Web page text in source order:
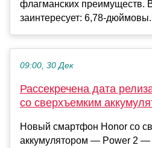
флагманских преимуществ.
заинтересует: 6,78-
09:00, 30 Дек
Рассекречена дата
cо сверхъемким
Новый смартфон Honor со
аккумулятором — Power 2 —